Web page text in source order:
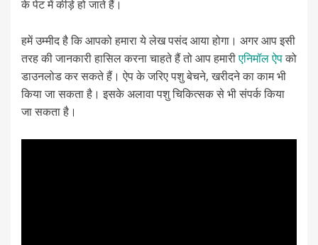
के पेट में कीड़े हो जाते हैं।
हमें उम्मीद है कि आपको हमारा ये लेख पसंद आया होगा। अगर आप इसी
तरह की जानकारी हासिल करना चाहते हैं तो आप हमारीएनिमॉल ऐपको
डाउनलोड कर सकते हैं। ऐप के जरिए पशु बेचने, खरीदने का काम भी
किया जा सकता है। इसके अलावा पशु चिकित्सक से भी संपर्क किया
जा सकता है।